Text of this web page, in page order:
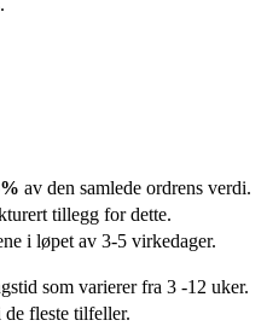
av den samlede ordrens verdi.
tillegg for dette.
i løpet av 3-5 virkedager.
som varierer fra 3 -12 uker.
fleste tilfeller.